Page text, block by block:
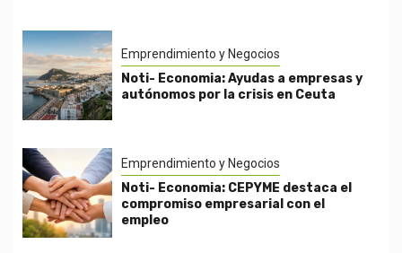
Emprendimiento y Negocios
Noti- Economia: Ayudas a empresas y
autónomos por la crisis en Ceuta
Emprendimiento y Negocios
Noti- Economia: CEPYME destaca el
compromiso empresarial con el
empleo